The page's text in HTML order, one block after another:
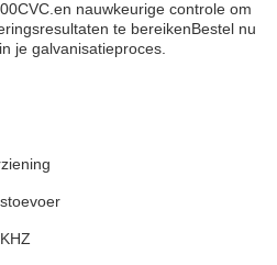
nauwkeurige controle om
te bereikenBestel nu
je galvanisatieproces.